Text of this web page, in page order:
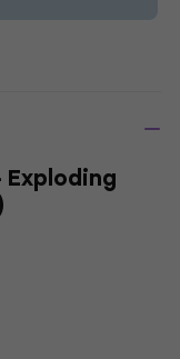
Exploding